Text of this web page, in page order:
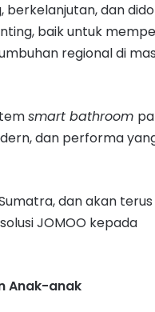
berkelanjutan, dan
baik untuk
regional di
smart bathroom
dan performa
dan akan terus
JOMOO kepada
Anak-anak